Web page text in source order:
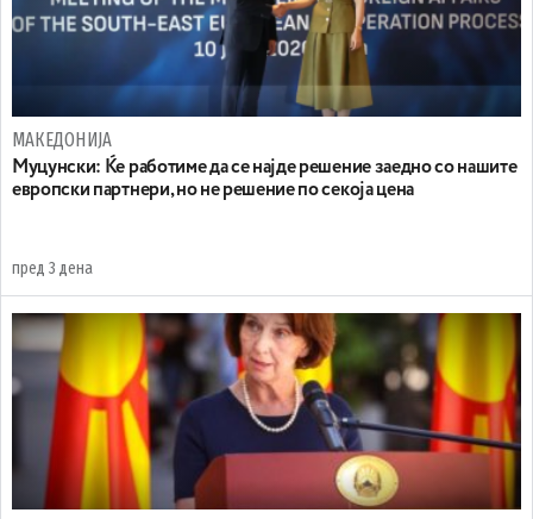
МАКЕДОНИЈА
Муцунски: Ќе работиме да се најде решение заедно со нашите
европски партнери, но не решение по секоја цена
пред 3 дена